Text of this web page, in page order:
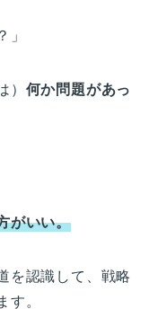
」
） 何か問題があっ
がいい。
を認識して、戦略
す。